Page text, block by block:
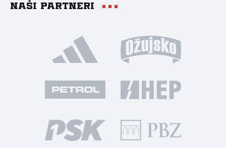
Naši partneri